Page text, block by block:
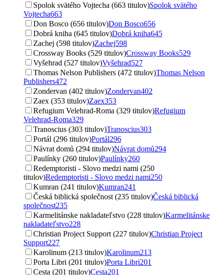
Spolok svätého Vojtecha (663 titulov)Spolok svätého
Vojtecha663
Don Bosco (656 titulov)Don Bosco656
Dobrá kniha (645 titulov)Dobrá kniha645
Zachej (598 titulov)Zachej598
Crossway Books (529 titulov)Crossway Books529
Vyšehrad (527 titulov)Vyšehrad527
Thomas Nelson Publishers (472 titulov)Thomas Nelson
Publishers472
Zondervan (402 titulov)Zondervan402
Zaex (353 titulov)Zaex353
Refugium Velehrad-Roma (329 titulov)Refugium
Velehrad-Roma329
Tranoscius (303 titulov)Tranoscius303
Portál (296 titulov)Portál296
Návrat domů (294 titulov)Návrat domů294
Paulínky (260 titulov)Paulínky260
Redemptoristi - Slovo medzi nami (250
titulov)Redemptoristi - Slovo medzi nami250
Kumran (241 titulov)Kumran241
Česká biblická společnost (235 titulov)Česká biblická
společnost235
Karmelitánske nakladateľstvo (228 titulov)Karmelitánske
nakladateľstvo228
Christian Project Support (227 titulov)Christian Project
Support227
Karolinum (213 titulov)Karolinum213
Porta Libri (201 titulov)Porta Libri201
Cesta (201 titulov)Cesta201